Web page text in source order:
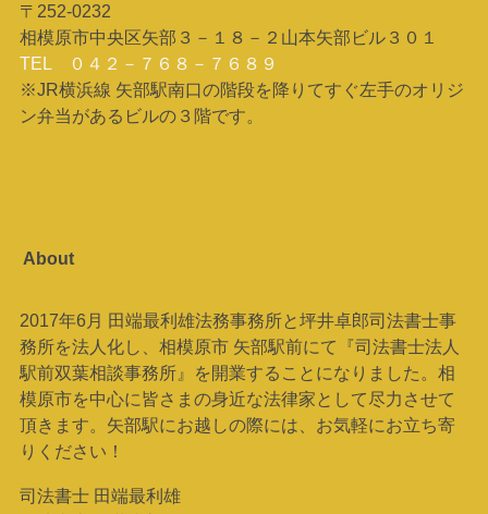
〒252-0232
相模原市中央区矢部３－１８－２山本矢部ビル３０１
TEL ０４２－７６８－７６８９
※JR横浜線 矢部駅南口の階段を降りてすぐ左手のオリジ
ン弁当があるビルの３階です。
About
2017年6月 田端最利雄法務事務所と坪井卓郎司法書士事
務所を法人化し、相模原市 矢部駅前にて『司法書士法人
駅前双葉相談事務所』を開業することになりました。相
模原市を中心に皆さまの身近な法律家として尽力させて
頂きます。矢部駅にお越しの際には、お気軽にお立ち寄
りください！
司法書士 田端最利雄